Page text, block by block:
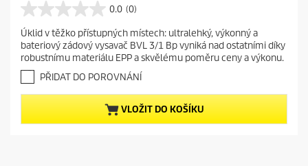
r
r
e
n
t
p
r
o
d
0.0 (0)
0
.
0
z
5
ě
z
d
Úklid v těžko přístupných místech: ultralehký, výkonný a
bateriový zádový vysavač BVL 3/1 Bp vyniká nad ostatními díky
robustnímu materiálu EPP a skvělému poměru ceny a výkonu.
PŘIDAT DO POROVNÁNÍ
VLOŽIT DO KOŠÍKU